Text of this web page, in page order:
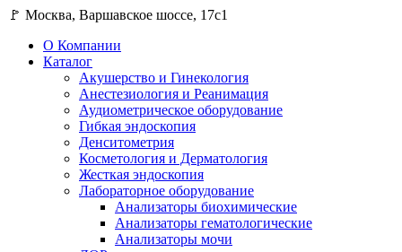
🚩 Москва, Варшавское шоссе, 17с1
О Компании
Каталог
Акушерство и Гинекология
Анестезиология и Реанимация
Аудиометрическое оборудование
Гибкая эндоскопия
Денситометрия
Косметология и Дерматология
Жесткая эндоскопия
Лабораторное оборудование
Анализаторы биохимические
Анализаторы гематологические
Анализаторы мочи